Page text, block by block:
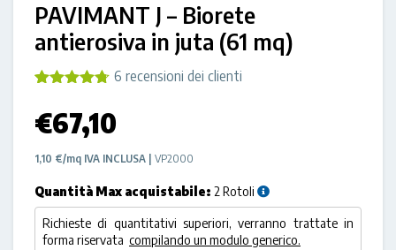
PAVIMANT J – Biorete
antierosiva in juta (61 mq)
4.67su 5
su base
recensioni
6 recensioni dei clienti
€67,10
1,10 €/mq IVA INCLUSA | VP2000
Quantità Max acquistabile: 2 Rotoli
Richieste di quantitativi superiori, verranno trattate in
forma riservata compilando un modulo generico.